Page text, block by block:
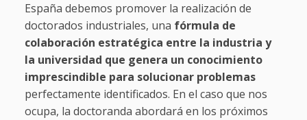
España debemos promover la realización de
doctorados industriales, una fórmula de
colaboración estratégica entre la industria y
la universidad que genera un conocimiento
imprescindible para solucionar problemas
perfectamente identificados. En el caso que nos
ocupa, la doctoranda abordará en los próximos